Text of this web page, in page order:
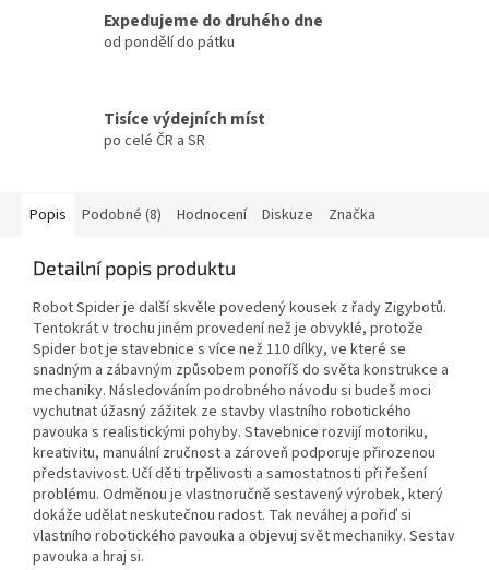
Expedujeme do druhého dne
od pondělí do pátku
Tisíce výdejních míst
po celé ČR a SR
Popis Podobné (8) Hodnocení Diskuze Značka
Detailní popis produktu
Robot Spider je další skvěle povedený kousek z řady Zigybotů.
Tentokrát v trochu jiném provedení než je obvyklé, protože
Spider bot je stavebnice s více než 110 dílky, ve které se
snadným a zábavným způsobem ponoříš do světa konstrukce a
mechaniky. Následováním podrobného návodu si budeš moci
vychutnat úžasný zážitek ze stavby vlastního robotického
pavouka s realistickými pohyby. Stavebnice rozvijí motoriku,
kreativitu, manuální zručnost a zároveň podporuje přirozenou
představivost. Učí děti trpělivosti a samostatnosti při řešení
problému. Odměnou je vlastnoručně sestavený výrobek, který
dokáže udělat neskutečnou radost. Tak neváhej a pořiď si
vlastního robotického pavouka a objevuj svět mechaniky. Sestav
pavouka a hraj si.